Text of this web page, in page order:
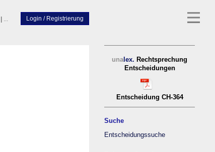
|
una lex. Rechtsprechung
Entscheidungen
Entscheidung CH-364
Suche
Entscheidungssuche